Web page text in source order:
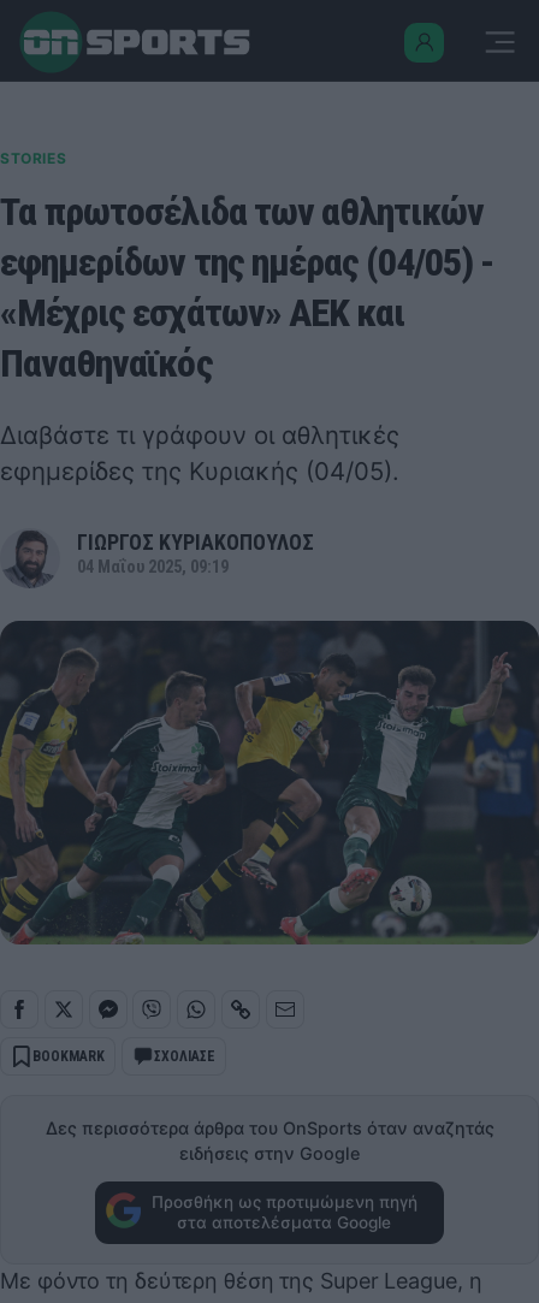
STORIES
Τα πρωτοσέλιδα των αθλητικών
εφημερίδων της ημέρας (04/05) -
«Μέχρις εσχάτων» ΑΕΚ και
Παναθηναϊκός
Διαβάστε τι γράφουν οι αθλητικές
εφημερίδες της Κυριακής (04/05).
ΓΙΩΡΓΟΣ ΚΥΡΙΑΚΟΠΟΥΛΟΣ
04 Μαΐου 2025, 09:19
BOOKMARK ΣΧΟΛΙΑΣΕ
Δες περισσότερα άρθρα του OnSports όταν αναζητάς
ειδήσεις στην Google
Προσθήκη ως προτιμώμενη πηγή
στα αποτελέσματα Google
Με φόντο τη δεύτερη θέση της Super League, η